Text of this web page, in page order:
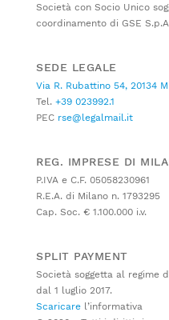
Società con Socio Unico
coordinamento di GSE
SEDE LEGALE
Via R. Rubattino 54, 20134
Tel. +39 023992.1
PEC rse@legalmail.it
REG. IMPRESE DI
P.IVA e C.F. 05058230961
R.E.A. di Milano n. 1793295
Cap. Soc. € 1.100.000 i.v.
SPLIT PAYMENT
Società soggetta al regime
dal 1 luglio 2017.
Scaricare l’informativa